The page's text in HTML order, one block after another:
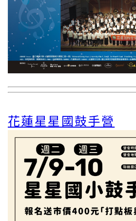
花蓮星星國鼓手營